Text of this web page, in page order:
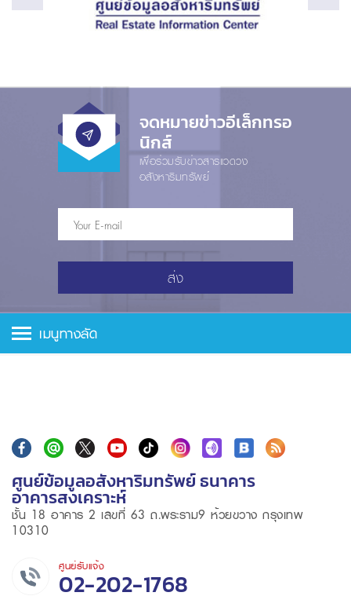
จดหมายข่าวอีเล็กทรอ
นิกส์
เพื่อร่วมรับข่าวสารแวดวง
อสังหาริมทรัพย์
ส่ง
เมนูทางลัด
ศูนย์ข้อมูลอสังหาริมทรัพย์ ธนาคาร
อาคารสงเคราะห์
ชั้น 18 อาคาร 2 เลขที่ 63 ถ.พระราม9 ห้วยขวาง กรุงเทพ
10310
ศูนย์รับแจ้ง
02-202-1768